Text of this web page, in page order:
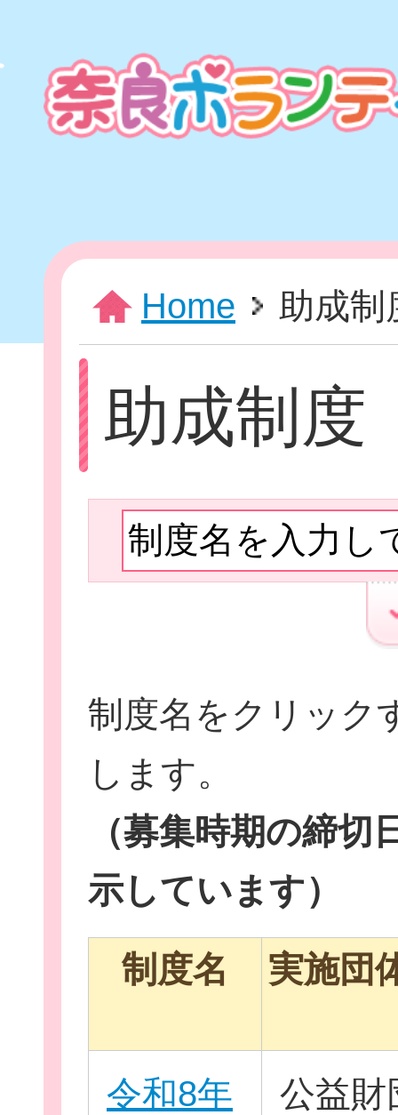
HOME
Let'sボランテ
子ども向けボ
ボランティア
イベント・講
Home 助成制
助成制度
制度名をクリック
します。
（募集時期の締
示しています）
制度名 実施団
令和8年
公益財